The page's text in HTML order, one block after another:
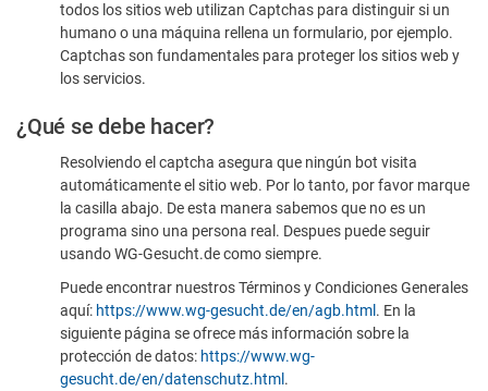
humano
todos los sitios web utilizan Captchas para distinguir si un
humano o una máquina rellena un formulario, por ejemplo.
Captchas son fundamentales para proteger los sitios web y
los servicios.
¿Qué se debe hacer?
Resolviendo el captcha asegura que ningún bot visita
automáticamente el sitio web. Por lo tanto, por favor marque
la casilla abajo. De esta manera sabemos que no es un
programa sino una persona real. Despues puede seguir
usando WG-Gesucht.de como siempre.
Puede encontrar nuestros Términos y Condiciones Generales
aquí: https://www.wg-gesucht.de/en/agb.html . En la
siguiente página se ofrece más información sobre la
protección de datos: https://www.wg-
gesucht.de/en/datenschutz.html .